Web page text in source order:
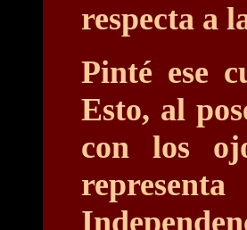
respecta a
Pinté ese
Esto, al
con los